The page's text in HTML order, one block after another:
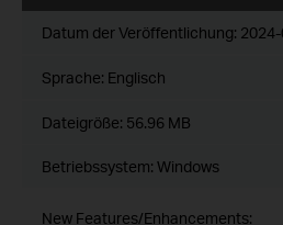
Datum der Veröffentlichung:
Sprache: Englisch
Dateigröße: 56.96 MB
Betriebssystem: Windows
New Features/Enhancements: